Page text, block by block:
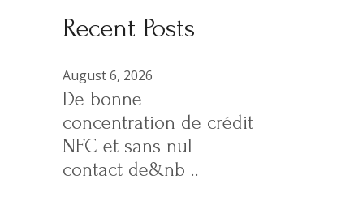
Recent Posts
August 6, 2026
De bonne
concentration de crédit
NFC et sans nul
contact de&nb ..